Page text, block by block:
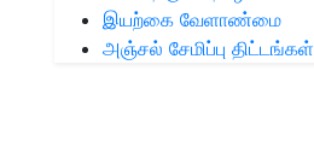
இயற்கை வேளாண்மை
அஞ்சல் சேமிப்பு திட்டங்கள்